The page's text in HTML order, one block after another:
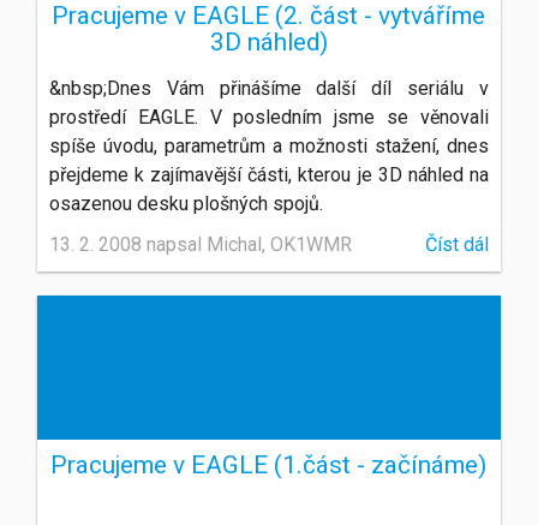
Pracujeme v EAGLE (2. část - vytváříme
3D náhled)
&nbsp;Dnes Vám přinášíme další díl seriálu v
prostředí EAGLE. V posledním jsme se věnovali
spíše úvodu, parametrům a možnosti stažení, dnes
přejdeme k zajímavější části, kterou je 3D náhled na
osazenou desku plošných spojů.
13. 2. 2008 napsal Michal, OK1WMR
Číst dál
Pracujeme v EAGLE (1.část - začínáme)